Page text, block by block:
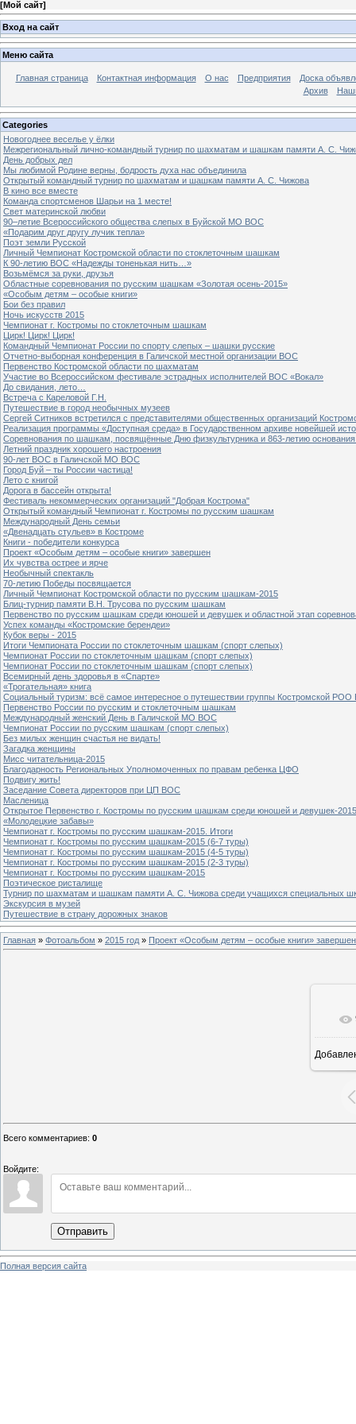
[Мой сайт]
Вход на сайт
Меню сайта
Главная страница Контактная информация О нас Предприятия
Доска
Архив
Categories
Новогоднее веселье у ёлки
Межрегиональный лично-командный турнир по шахматам и шашкам памяти А. С.
День добрых дел
Мы любимой Родине верны, бодрость духа нас объединила
Открытый командный турнир по шахматам и шашкам памяти А. С. Чижова
В кино все вместе
Команда спортсменов Шарьи на 1 месте!
Свет материнской любви
90–летие Всероссийского общества слепых в Буйской МО ВОС
«Подарим друг другу лучик тепла»
Поэт земли Русской
Личный Чемпионат Костромской области по стоклеточным шашкам
К 90-летию ВОС «Надежды тоненькая нить…»
Возьмёмся за руки, друзья
Областные соревнования по русским шашкам «Золотая осень-2015»
«Особым детям – особые книги»
Бои без правил
Ночь искусств 2015
Чемпионат г. Костромы по стоклеточным шашкам
Цирк! Цирк! Цирк!
Командный Чемпионат России по спорту слепых – шашки русские
Отчетно-выборная конференция в Галичской местной организации ВОС
Первенство Костромской области по шахматам
Участие во Всероссийском фестивале эстрадных исполнителей ВОС «Вокал»
До свидания, лето…
Встреча с Кареловой Г.Н.
Путешествие в город необычных музеев
Сергей Ситников встретился с представителями общественных организаций
Реализация программы «Доступная среда» в Государственном архиве новейшей
Соревнования по шашкам, посвящённые Дню физкультурника и 863-летию основания
Летний праздник хорошего настроения
90-лет ВОС в Галичской МО ВОС
Город Буй – ты России частица!
Лето с книгой
Дорога в бассейн открыта!
Фестиваль некоммерческих организаций "Добрая Кострома"
Открытый командный Чемпионат г. Костромы по русским шашкам
Международный День семьи
«Двенадцать стульев» в Костроме
Книги - победители конкурса
Проект «Особым детям – особые книги» завершен
Их чувства острее и ярче
Необычный спектакль
70-летию Победы посвящается
Личный Чемпионат Костромской области по русским шашкам-2015
Блиц-турнир памяти В.Н. Трусова по русским шашкам
Первенство по русским шашкам среди юношей и девушек и областной этап
Успех команды «Костромские берендеи»
Кубок веры - 2015
Итоги Чемпионата России по стоклеточным шашкам (спорт слепых)
Чемпионат России по стоклеточным шашкам (спорт слепых)
Чемпионат России по стоклеточным шашкам (спорт слепых)
Всемирный день здоровья в «Спарте»
«Трогательная» книга
Социальный туризм: всё самое интересное о путешествии группы Костромской
Первенство России по русским и стоклеточным шашкам
Международный женский День в Галичской МО ВОС
Чемпионат России по русским шашкам (спорт слепых)
Без милых женщин счастья не видать!
Загадка женщины
Мисс читательница-2015
Благодарность Региональных Уполномоченных по правам ребенка ЦФО
Подвигу жить!
Заседание Совета директоров при ЦП ВОС
Масленица
Открытое Первенство г. Костромы по русским шашкам среди юношей и девушек-
«Молодецкие забавы»
Чемпионат г. Костромы по русским шашкам-2015. Итоги
Чемпионат г. Костромы по русским шашкам-2015 (6-7 туры)
Чемпионат г. Костромы по русским шашкам-2015 (4-5 туры)
Чемпионат г. Костромы по русским шашкам-2015 (2-3 туры)
Чемпионат г. Костромы по русским шашкам-2015
Поэтическое ристалище
Турнир по шахматам и шашкам памяти А. С. Чижова среди учащихся специальных
Экскурсия в музей
Путешествие в страну дорожных знаков
Главная » Фотоальбом » 2015 год » Проект «Особым детям – особые книги» завершен
Всего комментариев: 0
Войдите:
Отправить
Полная версия сайта